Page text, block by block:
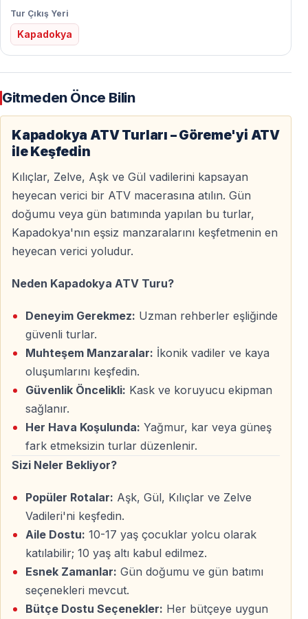
Rehberli Kapadokya ATV Quad Turları
tutan profesyonel rehberler eşliğinde gerçekleştirilir.
saatlik ATV turu, macera ve keşif dengesini en iyi
şekilde sunduğu için en çok tercih edilen seçenektir.
bilinen vadilerini keşfetmek isteyen misafirler için daha
derinlemesine bir quad safari deneyimi sunar.
Rehberli Turlar Neden Önemlidir?
— Tur öncesi bilgilendirme
— İlk kez sürenler için destek
Kapadokya — Quad Biking İçin En İyi
Destinasyonlardan Biri
Kapadokya’nın volkanik yapısı ve geniş vadileri ATV
quad turları için ideal koşullar oluşturur. Doğal
parkurlar açık arazilerden geçerek her sürüşü akıcı,
keyifli ve görsel açıdan etkileyici hale getirir.
Kapadokya Gün Batımı ATV Quad Safari
Güneş batarken vadiler kızıl ve altın tonlara bürünür —
gün batımı ATV turları bölgedeki en atmosferik
deneyimlerden biridir.
Gün Doğumu ATV Turları
Tur Çıkış Yeri
Kapadokya
Gitmeden Önce Bilin
Kapadokya ATV Turları – Göreme'yi ATV
ile Keşfedin
Kılıçlar, Zelve, Aşk ve Gül vadilerini kapsayan
heyecan verici bir ATV macerasına atılın. Gün
doğumu veya gün batımında yapılan bu turlar,
Kapadokya'nın eşsiz manzaralarını keşfetmenin en
heyecan verici yoludur.
Neden Kapadokya ATV Turu?
Deneyim Gerekmez: Uzman rehberler eşliğinde
güvenli turlar.
Muhteşem Manzaralar: İkonik vadiler ve kaya
oluşumlarını keşfedin.
Güvenlik Öncelikli: Kask ve koruyucu ekipman
sağlanır.
Her Hava Koşulunda: Yağmur, kar veya güneş
fark etmeksizin turlar düzenlenir.
Sizi Neler Bekliyor?
Popüler Rotalar: Aşk, Gül, Kılıçlar ve Zelve
Vadileri'ni keşfedin.
Aile Dostu: 10-17 yaş çocuklar yolcu olarak
katılabilir; 10 yaş altı kabul edilmez.
Esnek Zamanlar: Gün doğumu ve gün batımı
seçenekleri mevcut.
Bütçe Dostu Seçenekler: Her bütçeye uygun